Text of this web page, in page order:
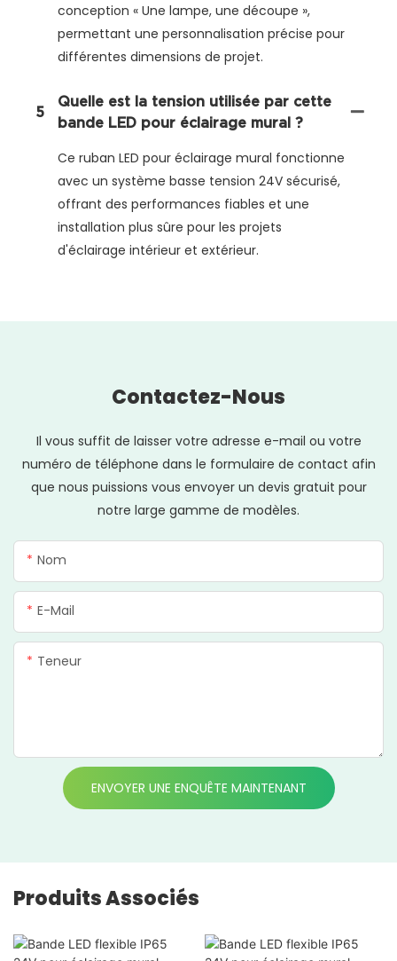
conception « Une lampe, une découpe »,
permettant une personnalisation précise pour
différentes dimensions de projet.
5
Quelle est la tension utilisée par cette
bande LED pour éclairage mural ?
Ce ruban LED pour éclairage mural fonctionne
avec un système basse tension 24V sécurisé,
offrant des performances fiables et une
installation plus sûre pour les projets
d'éclairage intérieur et extérieur.
Contactez-Nous
Il vous suffit de laisser votre adresse e-mail ou votre
numéro de téléphone dans le formulaire de contact afin
que nous puissions vous envoyer un devis gratuit pour
notre large gamme de modèles.
Nom
E-Mail
Teneur
ENVOYER UNE ENQUÊTE MAINTENANT
Produits Associés